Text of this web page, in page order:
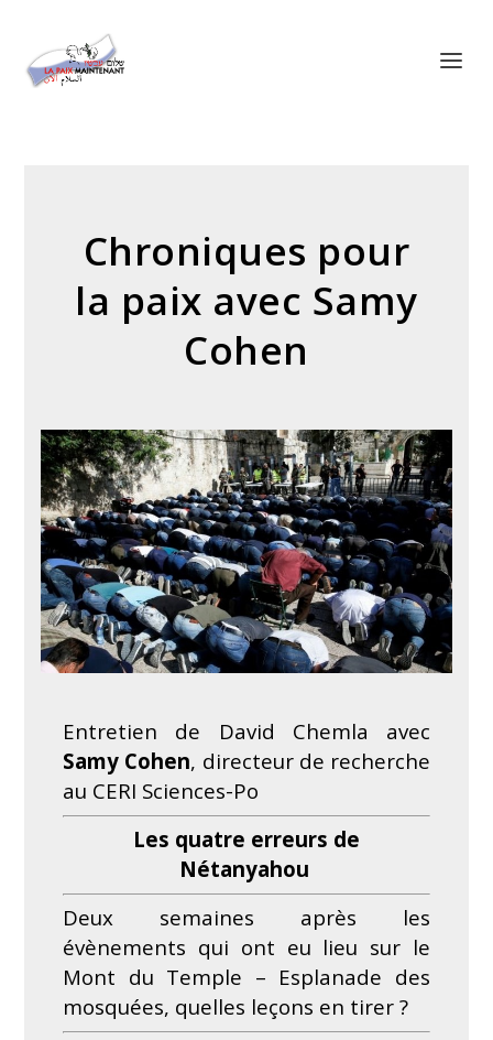
Chroniques pour
la paix avec Samy
Cohen
Entretien de David Chemla avec
Samy Cohen, directeur de recherche
au CERI Sciences-Po
Les quatre erreurs de
Nétanyahou
Deux semaines après les
évènements qui ont eu lieu sur le
Mont du Temple – Esplanade des
mosquées, quelles leçons en tirer ?